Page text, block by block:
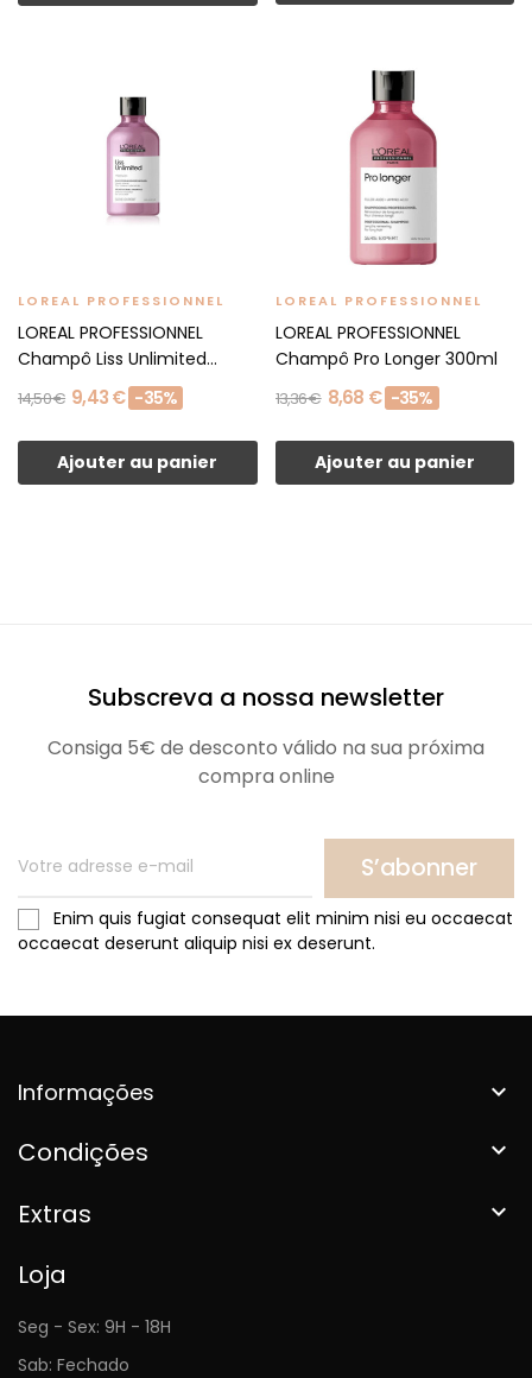
LOREAL PROFESSIONNEL
LOREAL PROFESSIONNEL
Champô Liss Unlimited
14,50 € 9,43 € -35%
Ajouter au panier
LOREAL PROFESSIONNEL
LOREAL PROFESSIONNEL
Champô Pro Longer 300ml
13,36 € 8,68 € -35%
Ajouter au panier
Subscreva a nossa newsletter
Consiga 5€ de desconto válido na sua próxima
compra online
S’abonner
Enim quis fugiat consequat elit minim nisi eu occaecat
occaecat deserunt aliquip nisi ex deserunt.
Informações 
Condições 
Extras 
Loja
Seg - Sex: 9H - 18H
Sab: Fechado